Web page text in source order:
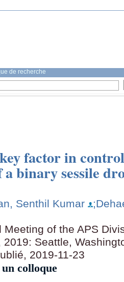
de recherche
factor in
binary sessile
Senthil Kumar
Meeting of the APS
2019: Seattle,
2019-11-23
colloque